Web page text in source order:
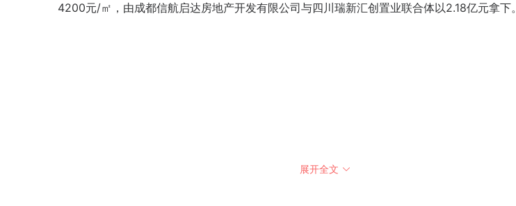
4200元/㎡，由成都信航启达房地产开发有限公司与四川瑞新汇创置业联合体以2.18亿元拿下。
展开全文